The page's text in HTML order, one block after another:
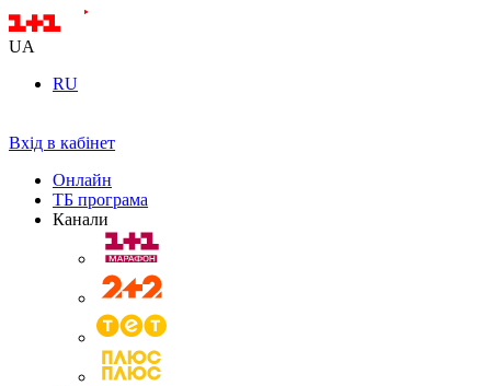
UA
RU
Вхід в кабінет
Онлайн
ТБ програма
Канали